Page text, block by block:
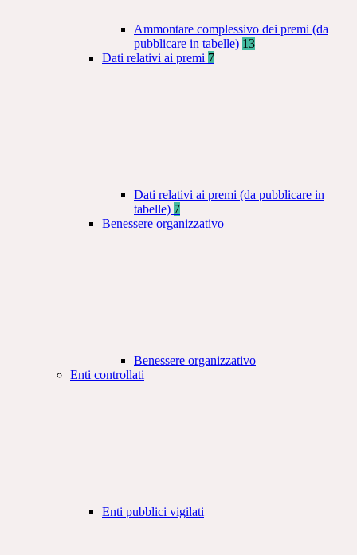
Ammontare complessivo dei premi (da
pubblicare in tabelle) 13
Dati relativi ai premi 7
Dati relativi ai premi (da pubblicare in
tabelle) 7
Benessere organizzativo
Benessere organizzativo
Enti controllati
Enti pubblici vigilati